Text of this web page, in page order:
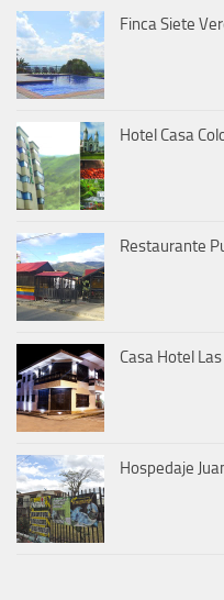
Finca Siete
Hotel Casa
Restaurante
Casa Hotel
Hospedaje